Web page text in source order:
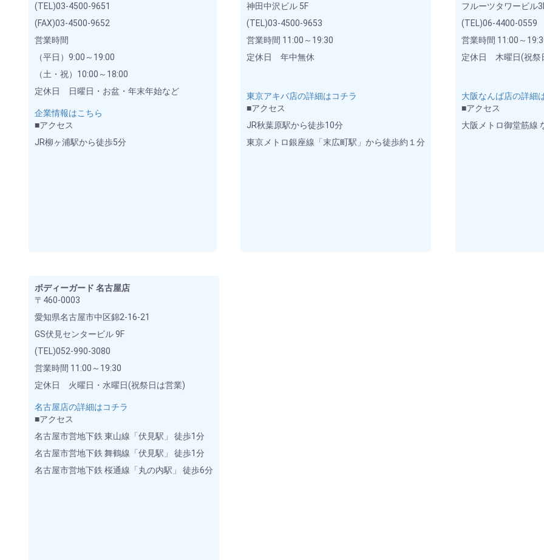
(TEL)03-4500-9651
(FAX)03-4500-9652
営業時間
（平日）9:00～19:00
（土・祝）10:00～18:00
定休日 日曜日・お盆・年末年始など
企業情報はこちら
■アクセス
JR柳ヶ浦駅から徒歩5分
神田中沢ビル 5F
(TEL)03-4500-9653
営業時間 11:00～19:30
定休日 年中無休
東京アキバ店の詳細はコチラ
■アクセス
JR秋葉原駅から徒歩10分
東京メトロ銀座線「末広町駅」から徒歩約１分
フルーツタワービル
(TEL)06-4400-0559
営業時間 11:00～
定休日 木曜日(祝祭
大阪なんば店の詳細
■アクセス
大阪メトロ御堂筋線
ボディーガード 名古屋店
〒460-0003
愛知県名古屋市中区錦2-16-21
GS伏見センタービル 9F
(TEL)052-990-3080
営業時間 11:00～19:30
定休日 火曜日・水曜日(祝祭日は営業)
名古屋店の詳細はコチラ
■アクセス
名古屋市営地下鉄 東山線「伏見駅」 徒歩1分
名古屋市営地下鉄 舞鶴線「伏見駅」 徒歩1分
名古屋市営地下鉄 桜通線「丸の内駅」 徒歩6分